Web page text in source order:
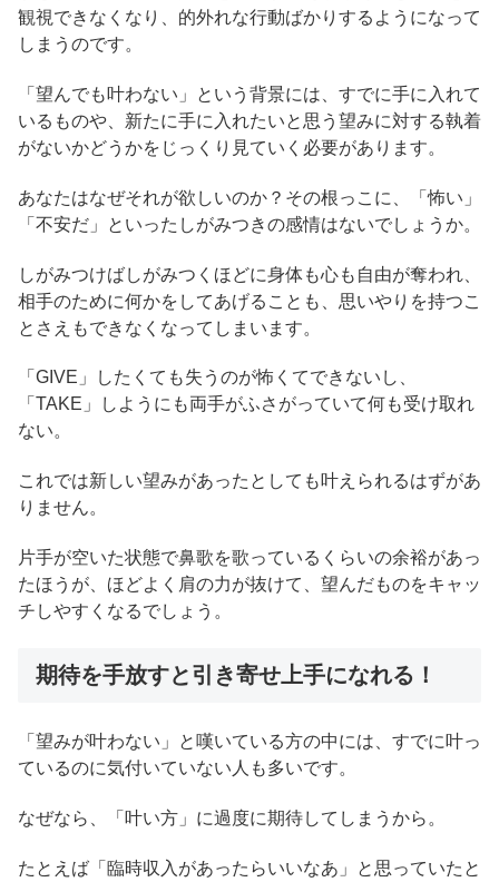
観視できなくなり、的外れな行動ばかりするようになって
しまうのです。
「望んでも叶わない」という背景には、すでに手に入れて
いるものや、新たに手に入れたいと思う望みに対する執着
がないかどうかをじっくり見ていく必要があります。
あなたはなぜそれが欲しいのか？その根っこに、「怖い」
「不安だ」といったしがみつきの感情はないでしょうか。
しがみつけばしがみつくほどに身体も心も自由が奪われ、
相手のために何かをしてあげることも、思いやりを持つこ
とさえもできなくなってしまいます。
「GIVE」したくても失うのが怖くてできないし、
「TAKE」しようにも両手がふさがっていて何も受け取れ
ない。
これでは新しい望みがあったとしても叶えられるはずがあ
りません。
片手が空いた状態で鼻歌を歌っているくらいの余裕があっ
たほうが、ほどよく肩の力が抜けて、望んだものをキャッ
チしやすくなるでしょう。
期待を手放すと引き寄せ上手になれる！
「望みが叶わない」と嘆いている方の中には、すでに叶っ
ているのに気付いていない人も多いです。
なぜなら、「叶い方」に過度に期待してしまうから。
たとえば「臨時収入があったらいいなあ」と思っていたと